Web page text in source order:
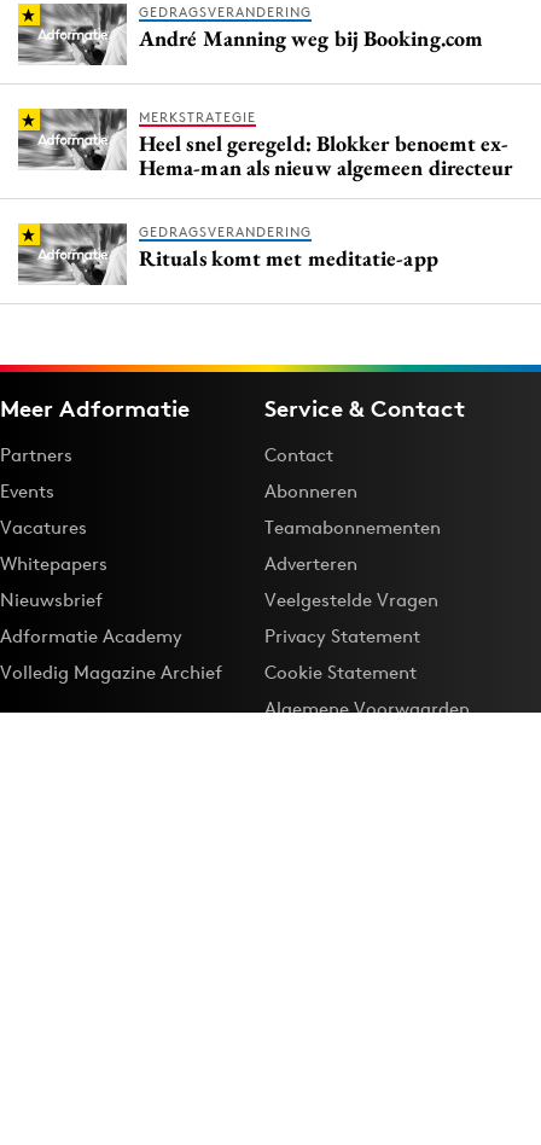
GEDRAGSVERANDERING
André Manning weg bij Booking.com
MERKSTRATEGIE
Heel snel geregeld: Blokker benoemt ex-
Hema-man als nieuw algemeen directeur
GEDRAGSVERANDERING
Rituals komt met meditatie-app
Meer Adformatie
Partners
Events
Vacatures
Whitepapers
Nieuwsbrief
Adformatie Academy
Volledig Magazine Archief
Service & Contact
Contact
Abonneren
Teamabonnementen
Adverteren
Veelgestelde Vragen
Privacy Statement
Cookie Statement
Algemene Voorwaarden